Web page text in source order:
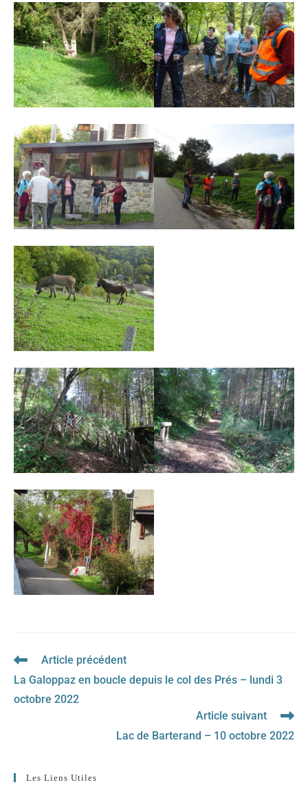
Read
articles
Article précédent
La Galoppaz en boucle depuis le col des Prés – lundi 3
octobre 2022
Article suivant
Lac de Barterand – 10 octobre 2022
Les Liens Utiles